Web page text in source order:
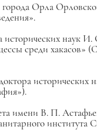
Орла
наук И.
среди хакасов»
исторических
имени В. П.
института